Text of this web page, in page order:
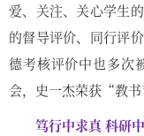
爱、关注、关心学生
的督导评价、同行评
德考核评价中也多次
会，史一杰荣获“教书
笃行中求真 科研